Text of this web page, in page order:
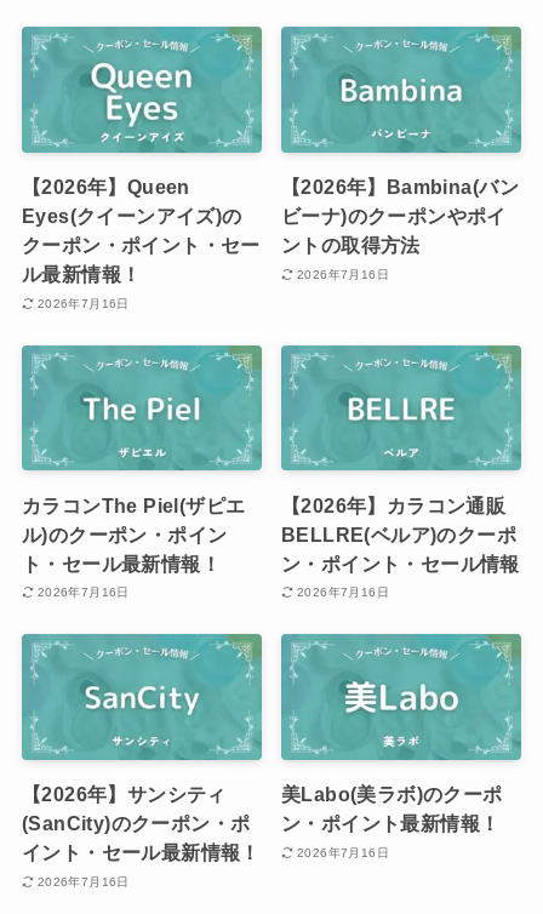
【2026年】Queen
Eyes(クイーンアイズ)の
クーポン・ポイント・セー
ル最新情報！
2026年7月16日
【2026年】Bambina(バン
ビーナ)のクーポンやポイ
ントの取得方法
2026年7月16日
カラコンThe Piel(ザピエ
ル)のクーポン・ポイン
ト・セール最新情報！
2026年7月16日
【2026年】カラコン通販
BELLRE(ベルア)のクーポ
ン・ポイント・セール情報
2026年7月16日
【2026年】サンシティ
(SanCity)のクーポン・ポ
イント・セール最新情報！
2026年7月16日
美Labo(美ラボ)のクーポ
ン・ポイント最新情報！
2026年7月16日